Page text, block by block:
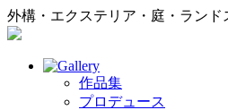
外構・エクステリア・庭・ランド
作品集
プロデュース